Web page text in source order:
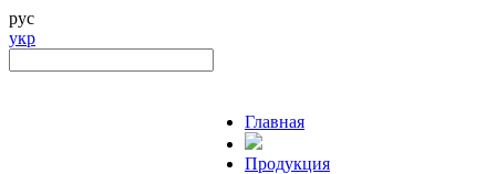
рус
укр
Главная
Продукция